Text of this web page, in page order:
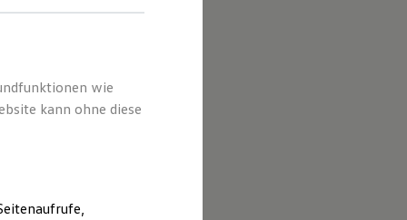
wie
kann ohne diese